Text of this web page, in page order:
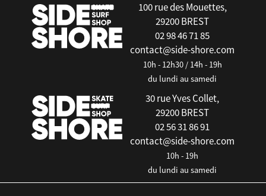
100 rue des Mouettes,
29200 BREST
02 98 46 71 85
contact@side-shore.com
10h - 12h30 / 14h - 19h
du lundi au samedi
30 rue Yves Collet,
29200 BREST
02 56 31 86 91
contact@side-shore.com
10h - 19h
du lundi au samedi